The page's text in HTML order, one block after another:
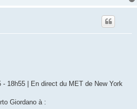
18h55 | En direct du MET de New York
Giordano à :